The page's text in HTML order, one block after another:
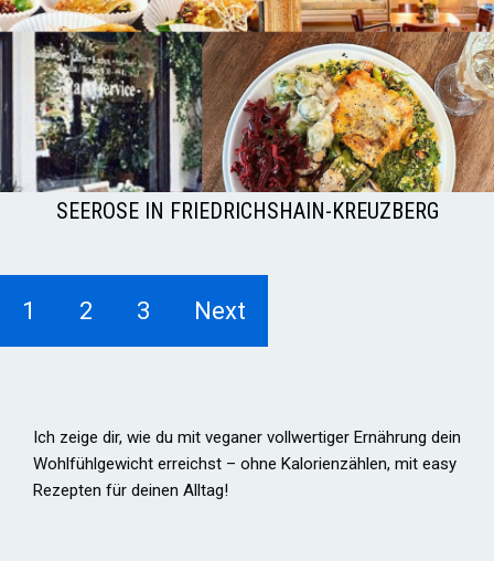
SEEROSE IN FRIEDRICHSHAIN-KREUZBERG
1 2 3 Next
Ich zeige dir, wie du mit veganer vollwertiger Ernährung dein
Wohlfühlgewicht erreichst – ohne Kalorienzählen, mit easy
Rezepten für deinen Alltag!